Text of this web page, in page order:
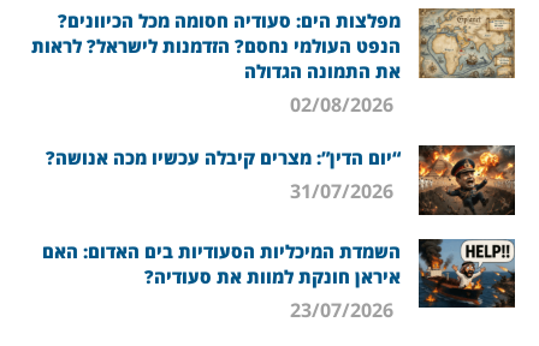
מפלצות הים: סעודיה חסומה מכל הכיוונים?
הנפט העולמי נחסם? הזדמנות לישראל? לראות
את התמונה הגדולה
“יום הדין”: מצרים קיבלה עכשיו מכה אנושה?
השמדת המיכליות הסעודיות בים האדום: האם
איראן חונקת למוות את סעודיה?